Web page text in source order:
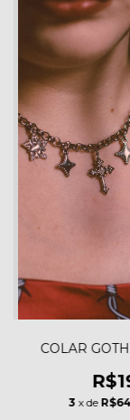
COLAR
3 x de